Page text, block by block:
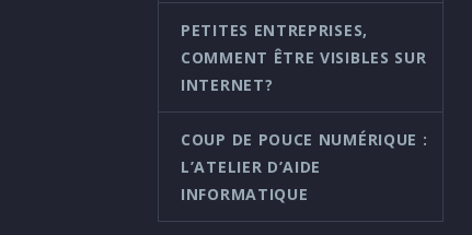
PETITES ENTREPRISES,
COMMENT ÊTRE VISIBLES SUR
INTERNET?
COUP DE POUCE NUMÉRIQUE :
L’ATELIER D’AIDE
INFORMATIQUE